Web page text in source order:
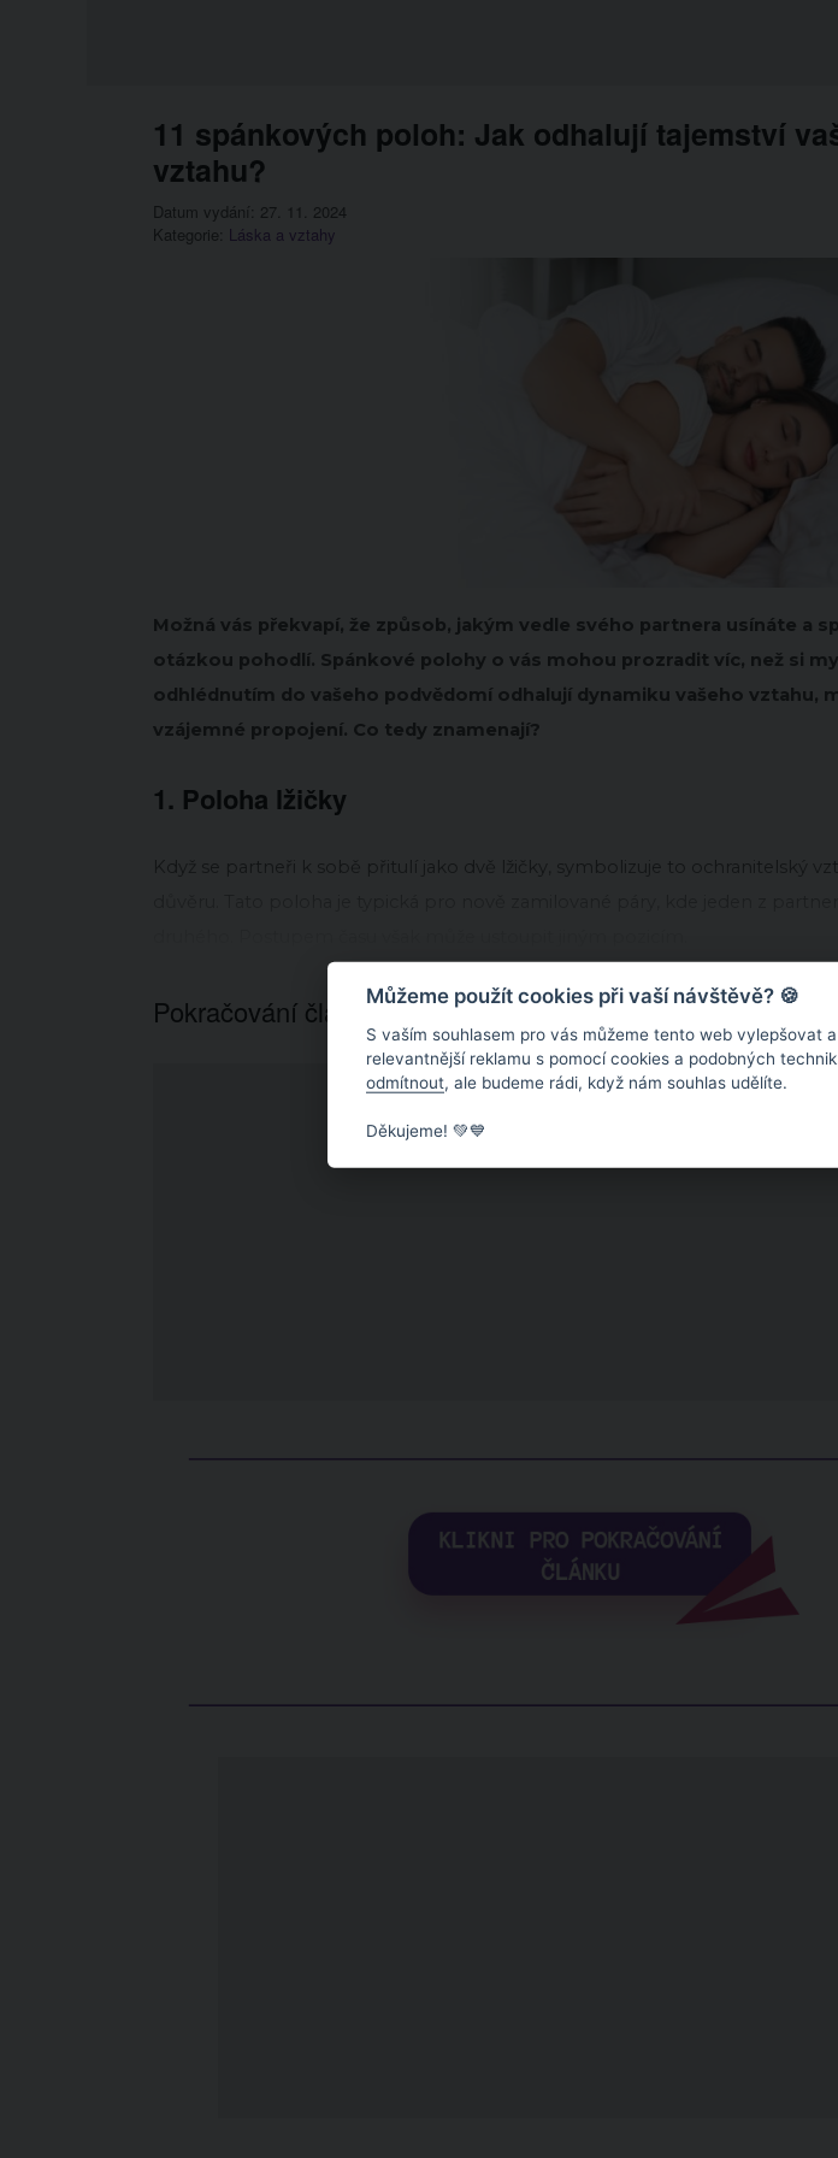
11 spánkových poloh: Jak odhalují tajemství
vztahu?
Datum vydání: 27. 11. 2024
Kategorie: Láska a vztahy
Možná vás překvapí, že způsob, jakým vedle svého partnera usínáte a
otázkou pohodlí. Spánkové polohy o vás mohou prozradit víc, než si
odhlédnutím do vašeho podvědomí odhalují dynamiku vašeho vztahu,
vzájemné propojení. Co tedy znamenají?
1. Poloha lžičky
Když se partneři k sobě přitulí jako dvě lžičky, symbolizuje to ochranitelský
Pokračování článku níže...Můžeme použít cookies při vaší návštěvě? 🍪
S vaším souhlasem pro vás můžeme tento web vylepšovat
relevantnější reklamu s pomocí cookies a podobných
odmítnout, ale budeme rádi, když nám souhlas udělíte.
Děkujeme! 💚💙